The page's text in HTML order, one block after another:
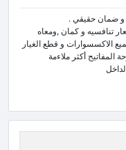
و ضمان حقيقي .
أسعار تنافسيه و كمان ,ومعاه
الاكسسوارات و قطع الغيار
أكثر ملاءمة